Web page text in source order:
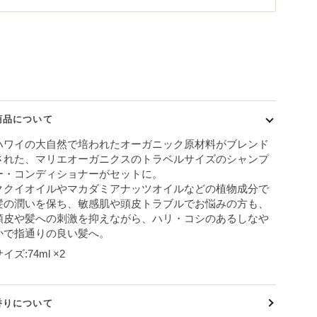
品について
ワイの大自然で培われたオーガニック原材料がブレンド
れた、マリエオーガニクスのトラベルサイズのシャンプ
・コンディショナーがセットに。
クイオイルやマカダミアナッツオイルなどの植物成分で
の潤いを保ち、敏感肌や頭皮トラブルでお悩みの方も、
皮や髪への刺激を抑えながら、ハリ・コシのあるしなや
で指通りの良い髪へ。
イズ:74ml ×2
りについて